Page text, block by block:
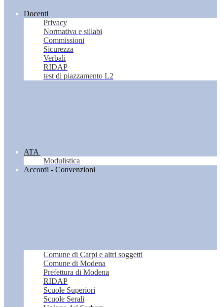
Docenti
Privacy
Normativa e sillabi
Commissioni
Sicurezza
Verbali
RIDAP
test di piazzamento L2
ATA
Modulistica
Accordi - Convenzioni
Comune di Carpi e altri soggetti
Comune di Modena
Prefettura di Modena
RIDAP
Scuole Superiori
Scuole Serali